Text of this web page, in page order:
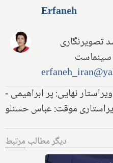
Erfaneh
تصویرنگاری
سینماست
نهایی: پر ابراهیمی -
موقت: عباس حسنلو
دیگر مطالب مرتبط